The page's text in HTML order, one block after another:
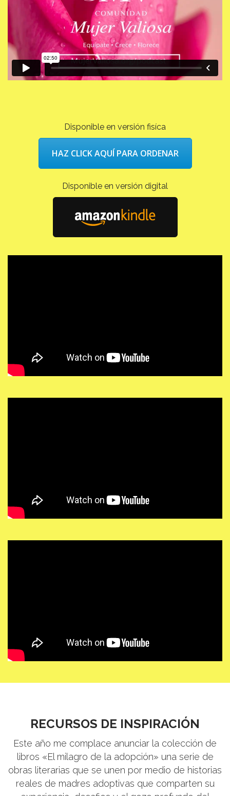
Disponible en versión fisíca
HAZ CLICK AQUÍ PARA ORDENAR
Disponible en versión digital
RECURSOS DE INSPIRACIÓN
Este año me complace anunciar la colección de
libros «El milagro de la adopción» una serie de
obras literarias que se unen por medio de historias
reales de madres adoptivas que comparten su